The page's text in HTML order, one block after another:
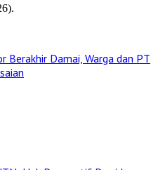
Berakhir Damai, Warga dan PT